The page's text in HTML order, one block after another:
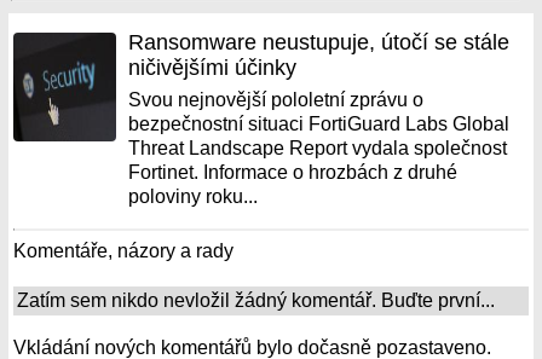
Ransomware neustupuje, útočí se stále
ničivějšími účinky
Svou nejnovější pololetní zprávu o
bezpečnostní situaci FortiGuard Labs Global
Threat Landscape Report vydala společnost
Fortinet. Informace o hrozbách z druhé
poloviny roku...
Komentáře, názory a rady
Zatím sem nikdo nevložil žádný komentář. Buďte první...
Vkládání nových komentářů bylo dočasně pozastaveno.